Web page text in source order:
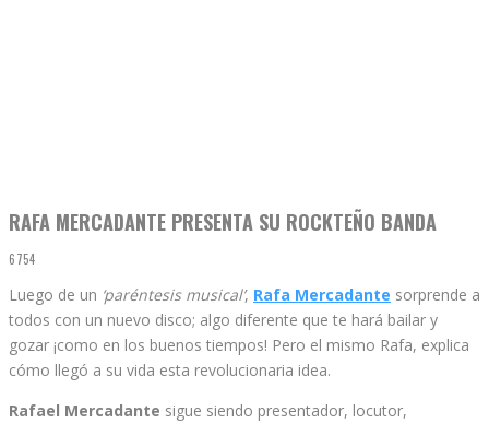
RAFA MERCADANTE PRESENTA SU ROCKTEÑO BANDA
6754
Luego de un ‘paréntesis musical’, Rafa Mercadante sorprende a
todos con un nuevo disco; algo diferente que te hará bailar y
gozar ¡como en los buenos tiempos! Pero el mismo Rafa, explica
cómo llegó a su vida esta revolucionaria idea.
Rafael Mercadante sigue siendo presentador, locutor,